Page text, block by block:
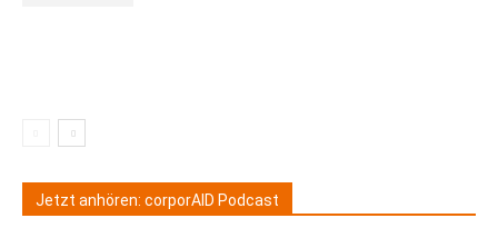
Jetzt anhören: corporAID Podcast